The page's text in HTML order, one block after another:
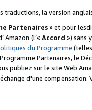
traductions, la version
Partenaires» et pour
Amazon (l’« Accord ») sans
du Programme
Partenaires, le
publiez sur le site Web
d'une